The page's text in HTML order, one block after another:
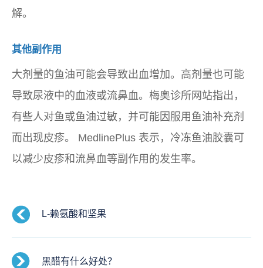
解。
其他副作用
大剂量的鱼油可能会导致出血增加。高剂量也可能
导致尿液中的血液或流鼻血。梅奥诊所网站指出，
有些人对鱼或鱼油过敏，并可能因服用鱼油补充剂
而出现皮疹。 MedlinePlus 表示，冷冻鱼油胶囊可
以减少皮疹和流鼻血等副作用的发生率。
L-赖氨酸和坚果
黑醋有什么好处？